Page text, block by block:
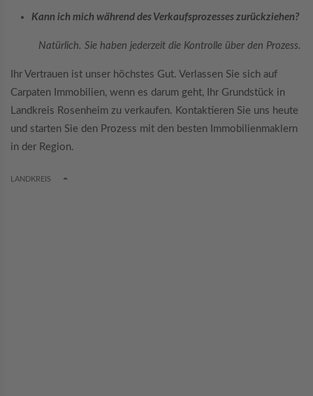
Kann ich mich während des Verkaufsprozesses zurückziehen?
Natürlich. Sie haben jederzeit die Kontrolle über den Prozess.
Ihr Vertrauen ist unser höchstes Gut. Verlassen Sie sich auf
Carpaten Immobilien, wenn es darum geht, Ihr Grundstück in
Landkreis Rosenheim zu verkaufen. Kontaktieren Sie uns heute
und starten Sie den Prozess mit den besten Immobilienmaklern
in der Region.
LANDKREIS TOGGLE DROPDOWN